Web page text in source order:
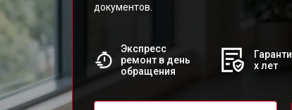
документов.
Экспресс
ремонт в день
обращения
х лет